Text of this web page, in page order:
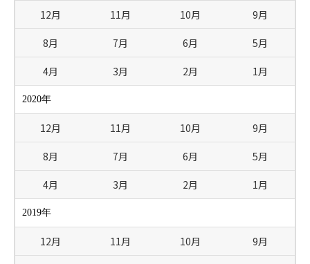
12月 11月 10月 9月
8月 7月 6月 5月
4月 3月 2月 1月
2020年
12月 11月 10月 9月
8月 7月 6月 5月
4月 3月 2月 1月
2019年
12月 11月 10月 9月